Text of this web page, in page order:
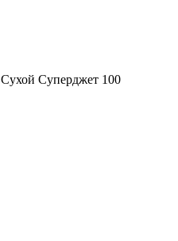
Сухой Суперджет 100